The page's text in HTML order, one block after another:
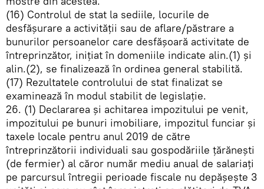
(16) Controlul de stat la sediile, locurile de
desfăşurare a activităţii sau de aflare/păstrare a
bunurilor persoanelor care desfăşoară activitate de
întreprinzător, iniţiat în domeniile indicate alin.(1) și
alin.(2), se finalizează în ordinea general stabilită.
(17) Rezultatele controlului de stat finalizat se
examinează în modul stabilit de legislaţie.
26. (1) Declararea și achitarea impozitului pe venit,
impozitului pe bunuri imobiliare, impozitul funciar și
taxele locale pentru anul 2019 de către
întreprinzătorii individuali sau gospodăriile ţărănești
(de fermier) al căror număr mediu anual de salariaţi
pe parcursul întregii perioade fiscale nu depăşeşte 3